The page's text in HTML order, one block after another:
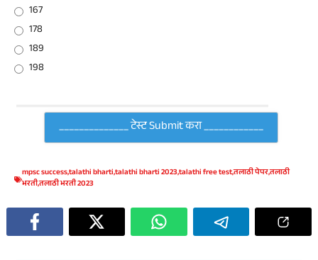
167
178
189
198
mpsc success,talathi bharti,talathi bharti 2023,talathi free test,तलाठी पेपर,तलाठी
भरती,तलाठी भरती 2023